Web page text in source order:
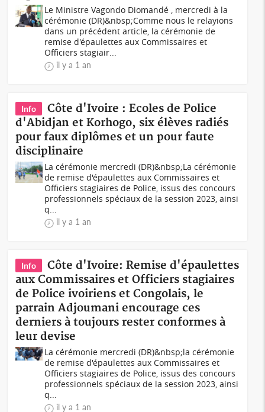
Le Ministre Vagondo Diomandé , mercredi à la
cérémonie (DR)&nbsp;Comme nous le relayions
dans un précédent article, la cérémonie de
remise d'épaulettes aux Commissaires et
Officiers stagiair...
il y a 1 an
Info
Côte d'Ivoire : Ecoles de Police
d'Abidjan et Korhogo, six élèves radiés
pour faux diplômes et un pour faute
disciplinaire
La cérémonie mercredi (DR)&nbsp;La cérémonie
de remise d'épaulettes aux Commissaires et
Officiers stagiaires de Police, issus des concours
professionnels spéciaux de la session 2023, ainsi
q...
il y a 1 an
Info
Côte d'Ivoire: Remise d'épaulettes
aux Commissaires et Officiers stagiaires
de Police ivoiriens et Congolais, le
parrain Adjoumani encourage ces
derniers à toujours rester conformes à
leur devise
La cérémonie mercredi (DR)&nbsp;la cérémonie
de remise d'épaulettes aux Commissaires et
Officiers stagiaires de Police, issus des concours
professionnels spéciaux de la session 2023, ainsi
q...
il y a 1 an